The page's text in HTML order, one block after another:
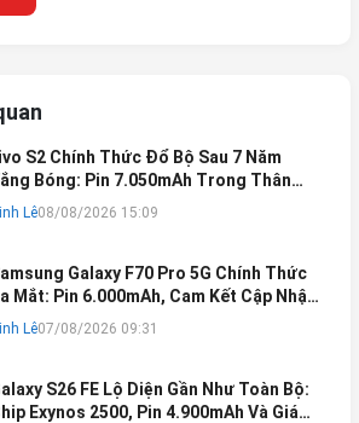
S2 Chính Thức Đổ Bộ Sau 7 Năm
Bóng: Pin 7.050mAh Trong Thân
Mỏng Nhẹ Khó Tin
Lê08/08/2026 15:09
Galaxy F70 Pro 5G Chính Thức
Mắt: Pin 6.000mAh, Cam Kết Cập Nhật
Mềm 6 Năm
Lê07/08/2026 09:31
S26 FE Lộ Diện Gần Như Toàn Bộ:
Exynos 2500, Pin 4.900mAh Và Giá